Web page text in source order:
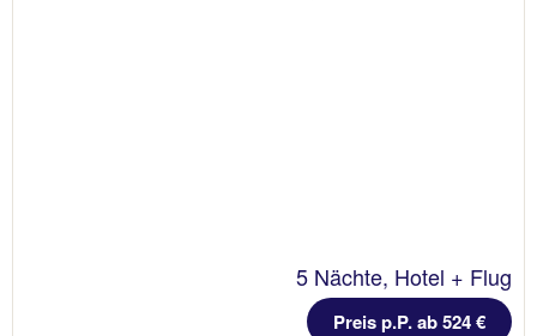
5 Nächte, Hotel + Flug
Preis p.P. ab 524 €